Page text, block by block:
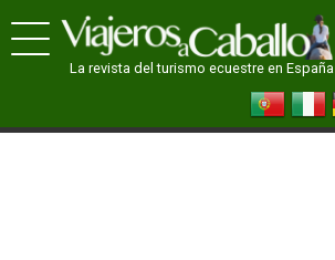
La revista del turismo ecuestre en España